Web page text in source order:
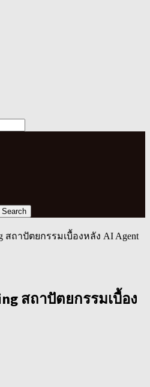
สถาปัตยกรรมเบื้องหลัง AI Agent
สถาปัตยกรรมเบื้อง